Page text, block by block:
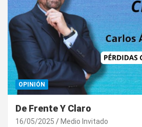
OPINIÓN
De Frente Y Claro
16/05/2025 Medio Invitado